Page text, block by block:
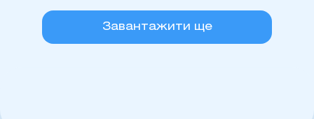
Завантажити ще